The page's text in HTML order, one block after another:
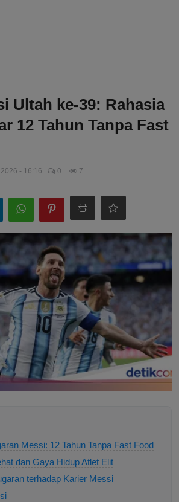
Ultah ke-39: Rahasia
12 Tahun Tanpa Fast
- 16:16 0 7
Messi: 12 Tahun Tanpa Fast Food
dan Gaya Hidup Atlet Elit
terhadap Karier Messi